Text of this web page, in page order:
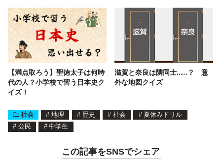
【満点取ろう】聖徳太子は何時
代の人？小学校で習う日本史ク
イズ！
滋賀と奈良は隣同士……？ 意
外な地図クイズ
社会 # 地理 # 歴史 # 社会 # 夏休みドリル
# 公民 # 中学生
この記事をSNSでシェア